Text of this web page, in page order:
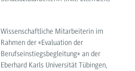
Wissenschaftliche Mitarbeiterin im
Rahmen der «Evaluation der
Berufseinstiegsbegleitung» an der
Eberhard Karls Universität Tübingen,